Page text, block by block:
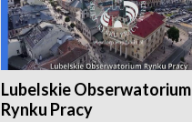
Lubelskie Obserwatorium
Rynku Pracy